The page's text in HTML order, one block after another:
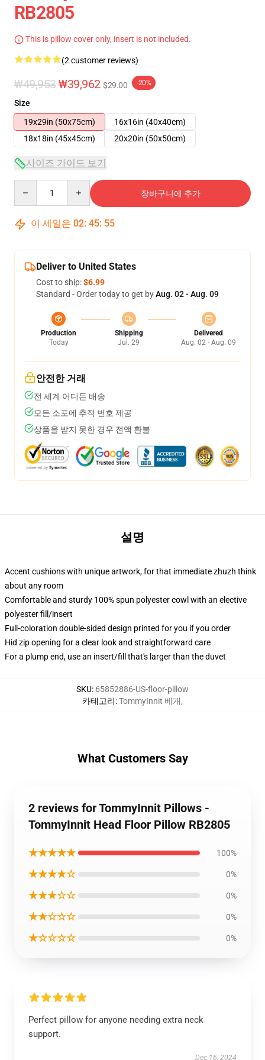
RB2805
This is pillow cover only, insert is not included.
(2 customer reviews)
₩49,953 ₩39,962 $29.00 -20%
Size
19x29in (50x75cm)
16x16in (40x40cm)
18x18in (45x45cm)
20x20in (50x50cm)
사이즈 가이드 보기
장바구니에 추가
이 세일은 02: 45: 54
Deliver to United States
Cost to ship:$6.99
Standard - Order today to get byAug. 02 - Aug. 09
Production
Today
Shipping
Jul. 29
Delivered
Aug. 02 - Aug. 09
안전한 거래
전 세계 어디든 배송
모든 소포에 추적 번호 제공
상품을 받지 못한 경우 전액 환불
설명
Accent cushions with unique artwork, for that immediate zhuzh think
about any room
Comfortable and sturdy 100% spun polyester cowl with an elective
polyester fill/insert
Full-coloration double-sided design printed for you if you order
Hid zip opening for a clear look and straightforward care
For a plump end, use an insert/fill that's larger than the duvet
SKU: 65852886-US-floor-pillow
카테고리:TommyInnit 베개,
What Customers Say
2 reviews for TommyInnit Pillows -
TommyInnit Head Floor Pillow RB2805
★★★★★ 100%
★★★★☆ 0%
★★★☆☆ 0%
★★☆☆☆ 0%
★☆☆☆☆ 0%
Perfect pillow for anyone needing extra neck
support.
Dec 16, 2024